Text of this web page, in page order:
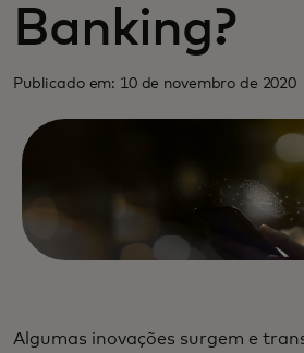
Para inovadores
Notícias e tendências
Banking?
Publicado em: 10 de novembro de 2020
Algumas inovações surgem e